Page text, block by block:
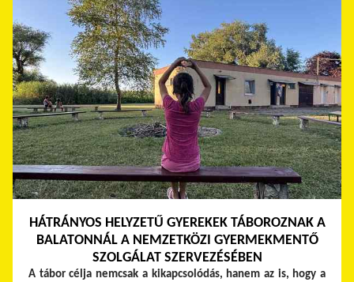
HÁTRÁNYOS HELYZETŰ GYEREKEK TÁBOROZNAK A
BALATONNÁL A NEMZETKÖZI GYERMEKMENTŐ
SZOLGÁLAT SZERVEZÉSÉBEN
A tábor célja nemcsak a kikapcsolódás, hanem az is, hogy a